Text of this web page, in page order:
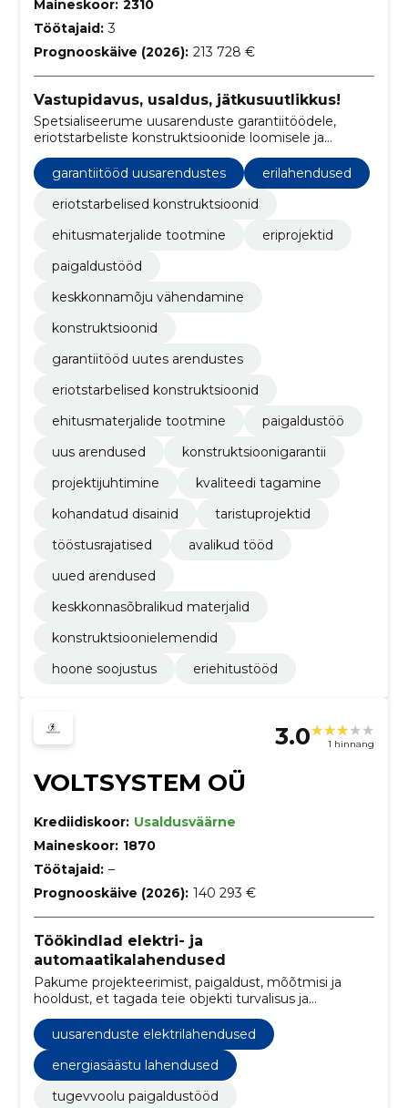
Maineskoor: 2310
Töötajaid: 3
Prognooskäive (2026): 213 728 €
Vastupidavus, usaldus, jätkusuutlikkus!
Spetsialiseerume uusarenduste garantiitöödele,
eriotstarbeliste konstruktsioonide loomisele ja
ehitusmaterjalide tootmisele, keskendudes
turvalisusele, tõhususele ja jätkusuutlikkusele.
garantiitööd uusarendustes
erilahendused
eriotstarbelised konstruktsioonid
ehitusmaterjalide tootmine
eriprojektid
paigaldustööd
keskkonnamõju vähendamine
konstruktsioonid
garantiitööd uutes arendustes
eriotstarbelised konstruktsioonid
ehitusmaterjalide tootmine
paigaldustöö
uus arendused
konstruktsioonigarantii
projektijuhtimine
kvaliteedi tagamine
kohandatud disainid
taristuprojektid
tööstusrajatised
avalikud tööd
uued arendused
keskkonnasõbralikud materjalid
konstruktsioonielemendid
hoone soojustus
eriehitustööd
3.0 1 hinnang
VOLTSYSTEM OÜ
Krediidiskoor: Usaldusväärne
Maineskoor: 1870
Töötajaid: –
Prognooskäive (2026): 140 293 €
Töökindlad elektri- ja
automaatikalahendused
Pakume projekteerimist, paigaldust, mõõtmisi ja
hooldust, et tagada teie objekti turvalisus ja
töökindlus.
uusarenduste elektrilahendused
energiasäästu lahendused
tugevvoolu paigaldustööd